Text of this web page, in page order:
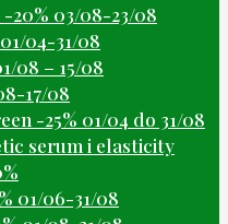
20% 03/08-23/08
04-31/08
08 – 15/08
17/08
-25% 01/04 do 31/08
serum i elasticity
01/06-31/08